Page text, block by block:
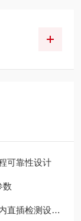
可靠性设计
数
备工程设计指南